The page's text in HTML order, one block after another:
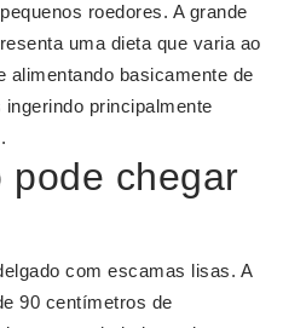
roedores. A grande
uma dieta que varia ao
alimentando basicamente de
principalmente
pode chegar
com escamas lisas. A
90 centímetros de